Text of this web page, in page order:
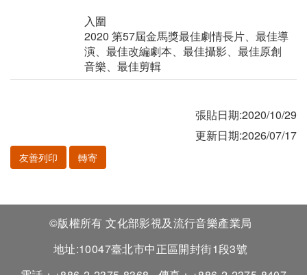
入圍
2020 第57屆金馬獎最佳劇情長片、最佳導
演、最佳改編劇本、最佳攝影、最佳原創
音樂、最佳剪輯
張貼日期:2020/10/29
更新日期:2026/07/17
友善列印 轉寄
©版權所有 文化部影視及流行音樂產業局
地址:10047臺北市中正區開封街1段3號